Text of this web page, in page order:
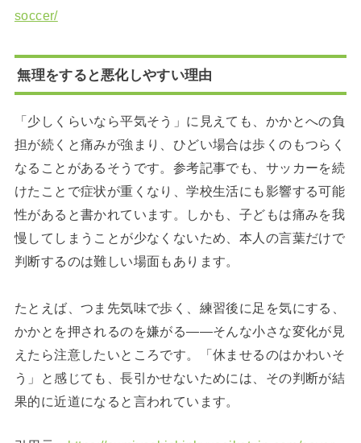
soccer/
無理をすると悪化しやすい理由
「少しくらいなら平気そう」に見えても、かかとへの負
担が続くと痛みが強まり、ひどい場合は歩くのもつらく
なることがあるそうです。参考記事でも、サッカーを続
けたことで症状が重くなり、学校生活にも影響する可能
性があると書かれています。しかも、子どもは痛みを我
慢してしまうことが少なくないため、本人の言葉だけで
判断するのは難しい場面もあります。
たとえば、つま先気味で歩く、練習後に足を気にする、
かかとを押されるのを嫌がる――そんな小さな変化が見
えたら注意したいところです。「休ませるのはかわいそ
う」と感じても、長引かせないためには、その判断が結
果的に近道になると言われています。